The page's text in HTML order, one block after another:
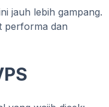
jauh lebih gampang.
performa dan